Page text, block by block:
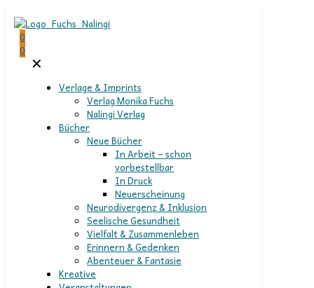
0
0
✕
Verlage & Imprints
Verlag Monika Fuchs
Nalingi Verlag
Bücher
Neue Bücher
In Arbeit – schon
vorbestellbar
In Druck
Neuerscheinung
Neurodivergenz & Inklusion
Seelische Gesundheit
Vielfalt & Zusammenleben
Erinnern & Gedenken
Abenteuer & Fantasie
Kreative